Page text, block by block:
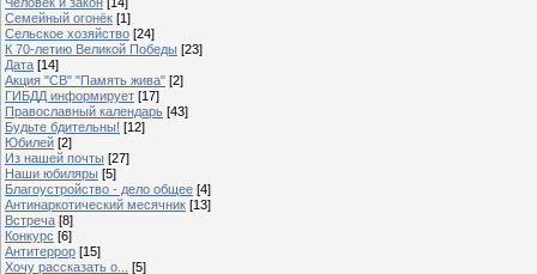
Семейный огонёк [1]
Сельское хозяйство [24]
К 70-летию Великой Победы [23]
Дата [14]
Акция "СВ" "Память жива" [2]
ГИБДД информирует [17]
Православный календарь [43]
Будьте бдительны! [12]
Юбилей [2]
Из нашей почты [27]
Наши юбиляры [5]
Благоустройство - дело общее [4]
Антинаркотический месячник [13]
Встреча [8]
Конкурс [6]
Антитеррор [15]
Хочу рассказать о...
[5]